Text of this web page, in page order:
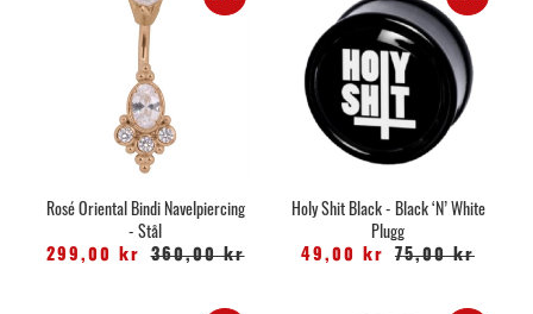
Rosé Oriental Bindi Navelpiercing
- Stål
299,00 kr 360,00 kr
Holy Shit Black - Black ‘N’ White
Plugg
49,00 kr 75,00 kr